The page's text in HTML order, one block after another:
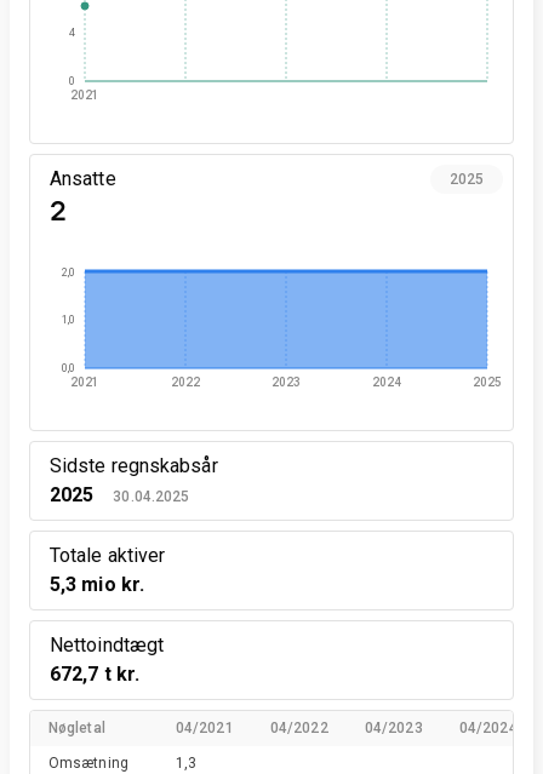
2021
0
4
Ansatte
2
2025
2021 2022 2023 2024 2025
0,0
1,0
2,0
Sidste regnskabsår
2025
30.04.2025
Totale aktiver
5,3 mio kr.
Nettoindtægt
672,7 t kr.
Nøgletal 04/2021 04/2022 04/2023 04/2024
Omsætning
1,3